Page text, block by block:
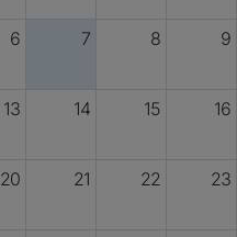
6 7 8 9
13 14 15 16
20 21 22 23